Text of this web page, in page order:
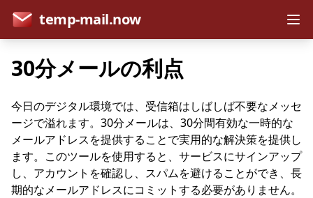
temp-mail.now
30分メールの利点
今日のデジタル環境では、受信箱はしばしば不要なメッセ
ージで溢れます。30分メールは、30分間有効な一時的な
メールアドレスを提供することで実用的な解決策を提供し
ます。このツールを使用すると、サービスにサインアップ
し、アカウントを確認し、スパムを避けることができ、長
期的なメールアドレスにコミットする必要がありません。